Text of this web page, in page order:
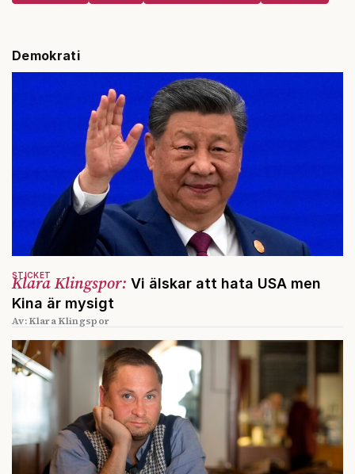
Demokrati
Klara Klingspor: Vi älskar att hata USA men
Kina är mysigt
STICKET
Av: Klara Klingspor